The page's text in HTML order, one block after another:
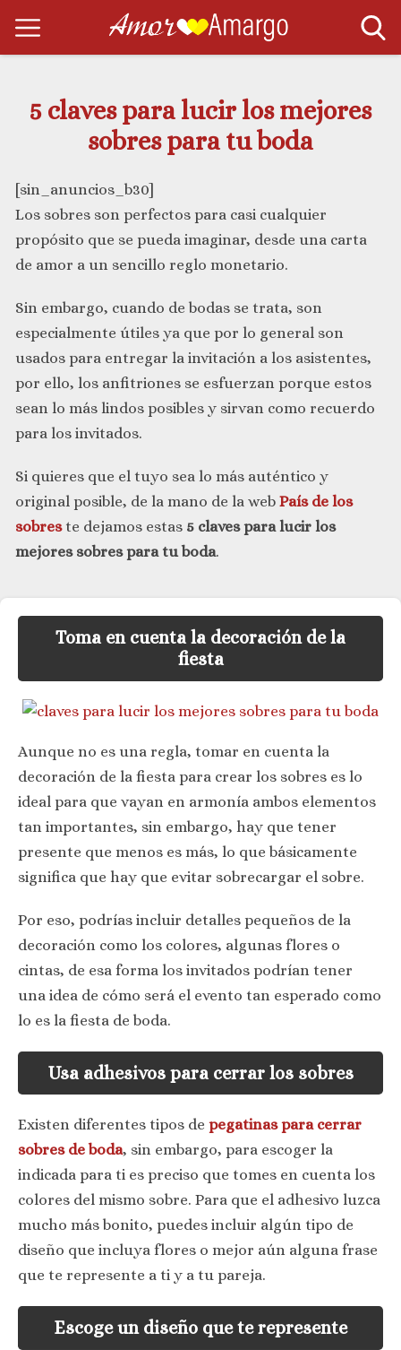
5 claves para lucir los mejores
sobres para tu boda
[sin_anuncios_b30]
Los sobres son perfectos para casi cualquier
propósito que se pueda imaginar, desde una carta
de amor a un sencillo reglo monetario.
Sin embargo, cuando de bodas se trata, son
especialmente útiles ya que por lo general son
usados para entregar la invitación a los asistentes,
por ello, los anfitriones se esfuerzan porque estos
sean lo más lindos posibles y sirvan como recuerdo
para los invitados.
Si quieres que el tuyo sea lo más auténtico y
original posible, de la mano de la web País de los
sobres te dejamos estas 5 claves para lucir los
mejores sobres para tu boda.
Toma en cuenta la decoración de la
fiesta
Aunque no es una regla, tomar en cuenta la
decoración de la fiesta para crear los sobres es lo
ideal para que vayan en armonía ambos elementos
tan importantes, sin embargo, hay que tener
presente que menos es más, lo que básicamente
significa que hay que evitar sobrecargar el sobre.
Por eso, podrías incluir detalles pequeños de la
decoración como los colores, algunas flores o
cintas, de esa forma los invitados podrían tener
una idea de cómo será el evento tan esperado como
lo es la fiesta de boda.
Usa adhesivos para cerrar los sobres
Existen diferentes tipos de pegatinas para cerrar
sobres de boda, sin embargo, para escoger la
indicada para ti es preciso que tomes en cuenta los
colores del mismo sobre. Para que el adhesivo luzca
mucho más bonito, puedes incluir algún tipo de
diseño que incluya flores o mejor aún alguna frase
que te represente a ti y a tu pareja.
Escoge un diseño que te represente